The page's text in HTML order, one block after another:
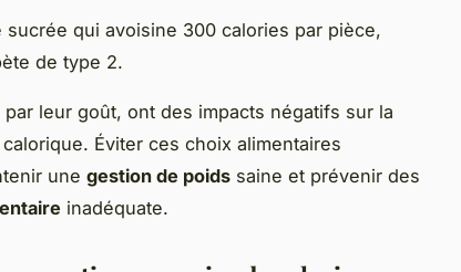
sucrée qui avoisine 300 calories par pièce,
de type 2.
leur goût, ont des impacts négatifs sur la
Éviter ces choix alimentaires
une gestion de poids saine et prévenir des
inadéquate.